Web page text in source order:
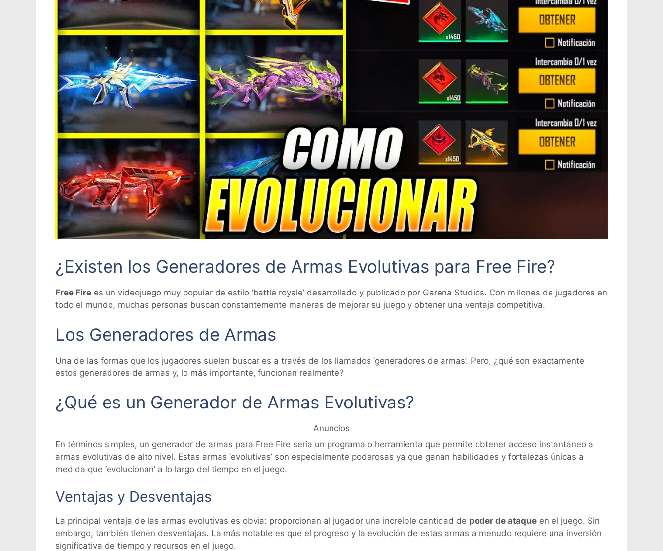
¿Existen los Generadores de Armas Evolutivas para Free Fire?
Free Fire es un videojuego muy popular de estilo ‘battle royale’ desarrollado y publicado por Garena Studios. Con millones de jugadores en
todo el mundo, muchas personas buscan constantemente maneras de mejorar su juego y obtener una ventaja competitiva.
Los Generadores de Armas
Una de las formas que los jugadores suelen buscar es a través de los llamados ‘generadores de armas’. Pero, ¿qué son exactamente
estos generadores de armas y, lo más importante, funcionan realmente?
¿Qué es un Generador de Armas Evolutivas?
Anuncios
En términos simples, un generador de armas para Free Fire sería un programa o herramienta que permite obtener acceso instantáneo a
armas evolutivas de alto nivel. Estas armas ‘evolutivas’ son especialmente poderosas ya que ganan habilidades y fortalezas únicas a
medida que ‘evolucionan’ a lo largo del tiempo en el juego.
Ventajas y Desventajas
La principal ventaja de las armas evolutivas es obvia: proporcionan al jugador una increíble cantidad de poder de ataque en el juego. Sin
embargo, también tienen desventajas. La más notable es que el progreso y la evolución de estas armas a menudo requiere una inversión
significativa de tiempo y recursos en el juego.